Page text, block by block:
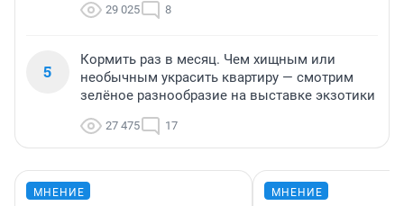
29 025 8
5
Кормить раз в месяц. Чем хищным или
необычным украсить квартиру — смотрим
зелёное разнообразие на выставке экзотики
27 475 17
МНЕНИЕ МНЕНИЕ